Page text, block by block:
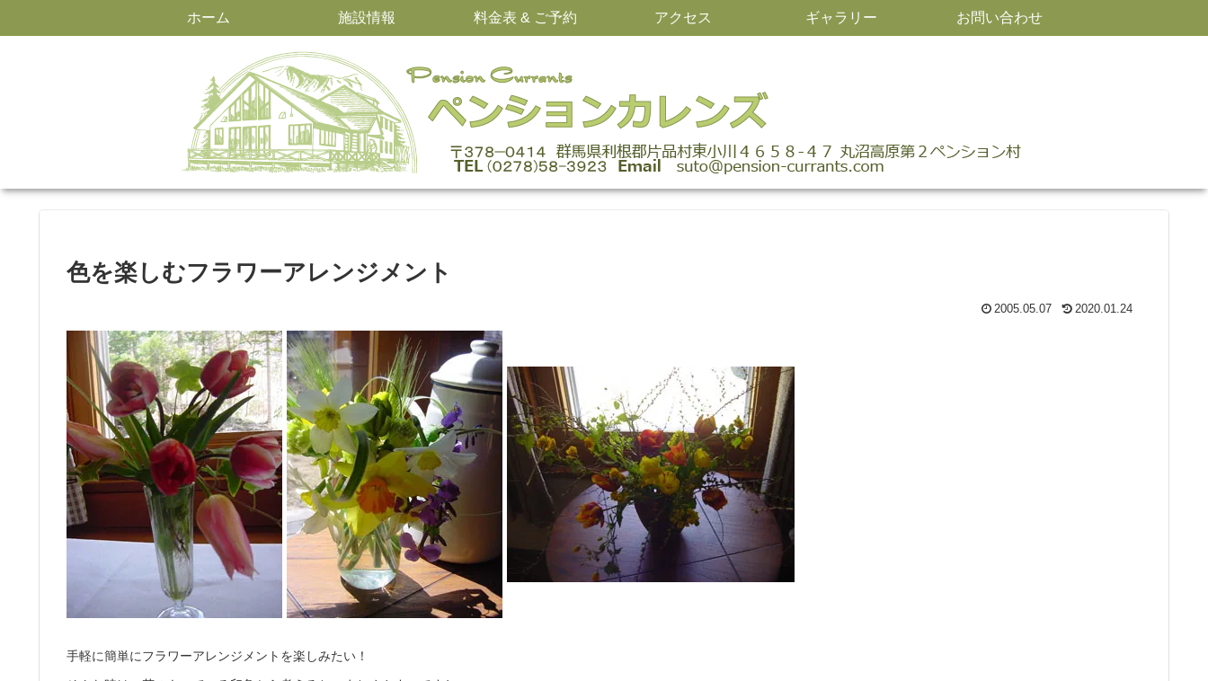
ホーム 施設情報 料金表 & ご予約 アクセス ギャラリー お問い合わせ
色を楽しむフラワーアレンジメント
2005.05.07 2020.01.24
手軽に簡単にフラワーアレンジメントを楽しみたい！